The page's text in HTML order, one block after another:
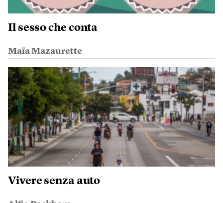
Il sesso che conta
Maïa Mazaurette
Vivere senza auto